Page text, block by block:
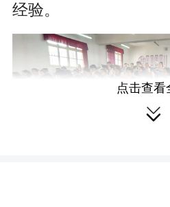
经验。
点击查看
